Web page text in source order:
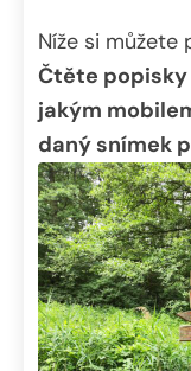
Níže si můžete
Čtěte
jakým
daný snímek